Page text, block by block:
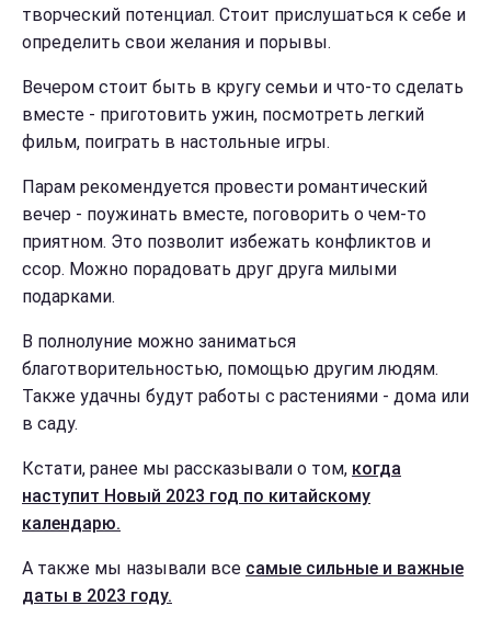
творческий потенциал. Стоит прислушаться к себе и
определить свои желания и порывы.
Вечером стоит быть в кругу семьи и что-то сделать
вместе - приготовить ужин, посмотреть легкий
фильм, поиграть в настольные игры.
Парам рекомендуется провести романтический
вечер - поужинать вместе, поговорить о чем-то
приятном. Это позволит избежать конфликтов и
ссор. Можно порадовать друг друга милыми
подарками.
В полнолуние можно заниматься
благотворительностью, помощью другим людям.
Также удачны будут работы с растениями - дома или
в саду.
Кстати, ранее мы рассказывали о том, когда
наступит Новый 2023 год по китайскому
календарю.
А также мы называли все самые сильные и важные
даты в 2023 году.